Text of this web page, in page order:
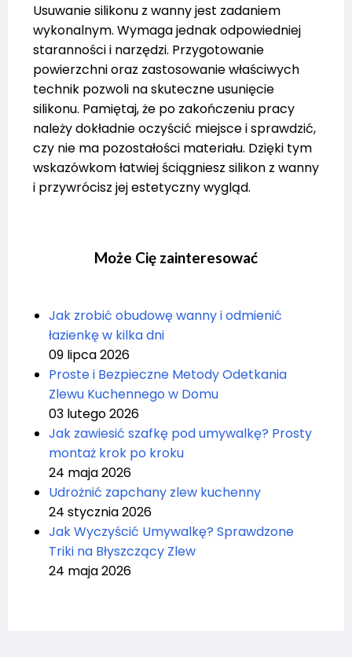
Usuwanie silikonu z wanny jest zadaniem
wykonalnym. Wymaga jednak odpowiedniej
staranności i narzędzi. Przygotowanie
powierzchni oraz zastosowanie właściwych
technik pozwoli na skuteczne usunięcie
silikonu. Pamiętaj, że po zakończeniu pracy
należy dokładnie oczyścić miejsce i sprawdzić,
czy nie ma pozostałości materiału. Dzięki tym
wskazówkom łatwiej ściągniesz silikon z wanny
i przywrócisz jej estetyczny wygląd.
Może Cię zainteresować
Jak zrobić obudowę wanny i odmienić
łazienkę w kilka dni
09 lipca 2026
Proste i Bezpieczne Metody Odetkania
Zlewu Kuchennego w Domu
03 lutego 2026
Jak zawiesić szafkę pod umywalkę? Prosty
montaż krok po kroku
24 maja 2026
Udrożnić zapchany zlew kuchenny
24 stycznia 2026
Jak Wyczyścić Umywalkę? Sprawdzone
Triki na Błyszczący Zlew
24 maja 2026